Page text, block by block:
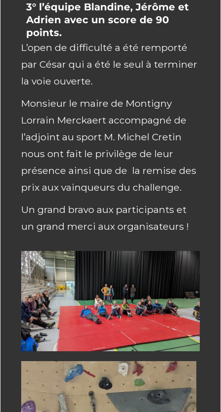
3° l’équipe Blandine, Jérôme et
Adrien avec un score de 90
points.
L’open de difficulté a été remporté
par César qui a été le seul à terminer
la voie ouverte.
Monsieur le maire de Montigny
Lorrain Merckaert accompagné de
l’adjoint au sport M. Michel Cretin
nous ont fait le privilège de leur
présence ainsi que de la remise des
prix aux vainqueurs du challenge.
Un grand bravo aux participants et
un grand merci aux organisateurs !